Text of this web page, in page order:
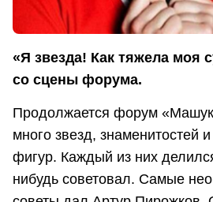
«Я звезда! Как тяжела моя
со сцены форума.
Продолжается форум
много звезд, знаменитостей
фигур. Каждый из них
нибудь советовал. Самые